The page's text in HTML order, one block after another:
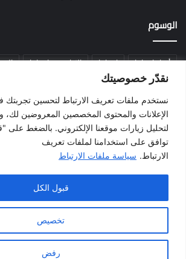
نقدّر خصوصيتك
نستخدم ملفات تعريف الارتباط لتحسين تجربتك
الإعلانات والمحتوى المخصصين المعروضين لك،
لتحليل زيارات موقعنا الإلكتروني. بالضغط على
توافق على استخدامنا لملفات تعريف
الارتباط. سياسة ملفات الارتباط
تخصيص
رفض
قبول الكل
الوسوم
أخبار إسبانيا إسبانيا الإقامة في إسبانيا
الجالية المغربية الجنسية الإسبانية
المغرب المهاجرين الهجرة الهجرة إلى
بيدرو سانشيز فالنسيا فيضانات قانون
مدريد
جميع الحقوق محفوظة لموقع أخبار
الرئيسية
سياسة الخصوصية
الشروط
اتفاقية ملفات تعريف الارتباط
اتصل بنا